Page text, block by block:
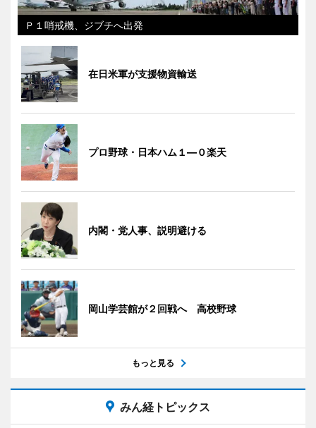
Ｐ１哨戒機、ジブチへ出発
在日米軍が支援物資輸送
プロ野球・日本ハム１―０楽天
内閣・党人事、説明避ける
岡山学芸館が２回戦へ 高校野球
もっと見る
みん経トピックス